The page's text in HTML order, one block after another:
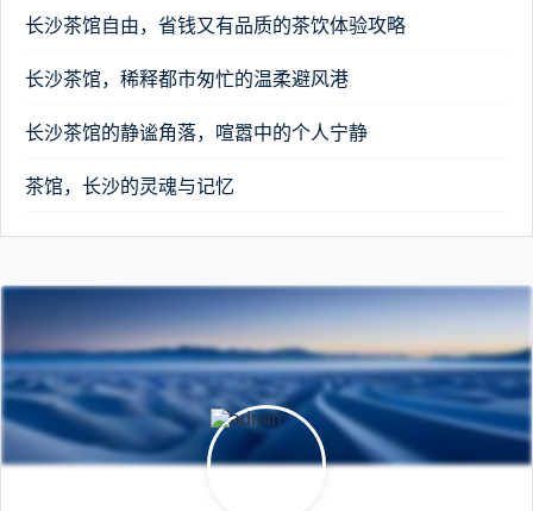
长沙茶馆自由，省钱又有品质的茶饮体验攻略
长沙茶馆，稀释都市匆忙的温柔避风港
长沙茶馆的静谧角落，喧嚣中的个人宁静
茶馆，长沙的灵魂与记忆